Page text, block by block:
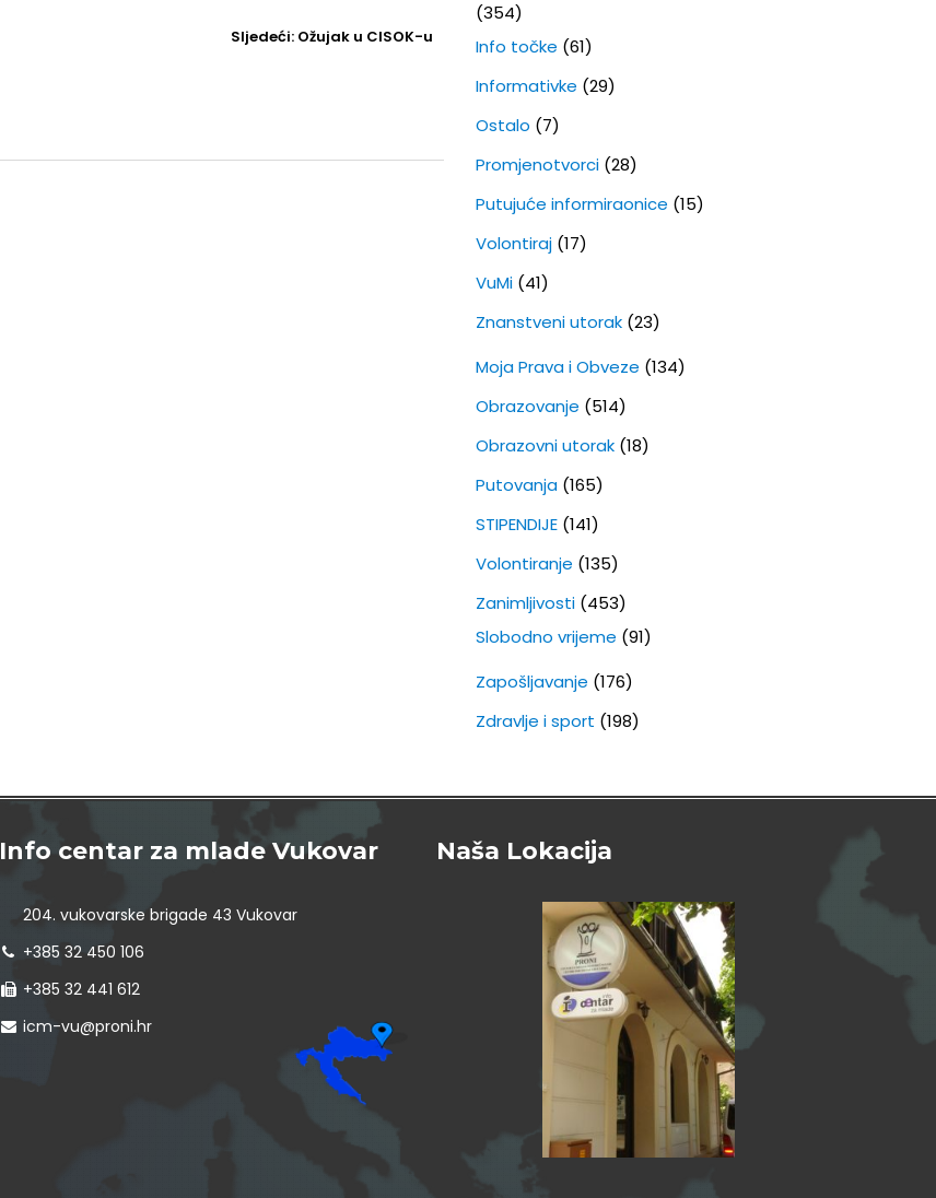
Sljedeći: Sljedeći
Ožujak u CISOK-u
(354)
Info točke (61)
Informativke (29)
Ostalo (7)
Promjenotvorci(28)
Putujuće informiraonice (15)
Volontiraj(17)
VuMi(41)
Znanstveni utorak(23)
Moja Prava i Obveze (134)
Obrazovanje (514)
Obrazovni utorak(18)
Putovanja(165)
STIPENDIJE(141)
Volontiranje (135)
Zanimljivosti(453)
Slobodno vrijeme (91)
Zapošljavanje (176)
Zdravlje i sport (198)
Info centar za mlade Vukovar
204. vukovarske brigade 43 Vukovar
+385 32 450 106
+385 32 441 612
icm-vu@proni.hr
Naša Lokacija